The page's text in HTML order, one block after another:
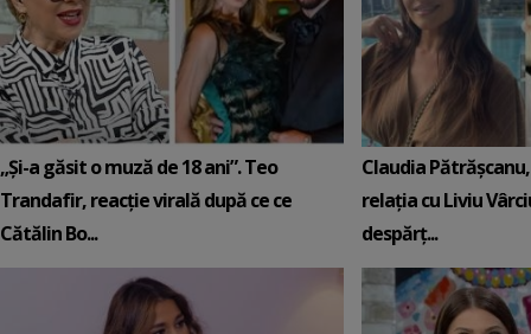
„Și-a găsit o muză de 18 ani”. Teo
Trandafir, reacție virală după ce ce
Cătălin Bo...
Claudia
relația cu Liviu
despărț...